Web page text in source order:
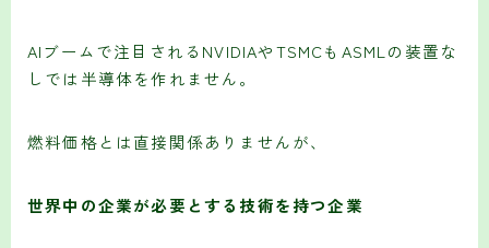
AIブームで注目されるNVIDIAやTSMCもASMLの装置な
しでは半導体を作れません。
燃料価格とは直接関係ありませんが、
世界中の企業が必要とする技術を持つ企業